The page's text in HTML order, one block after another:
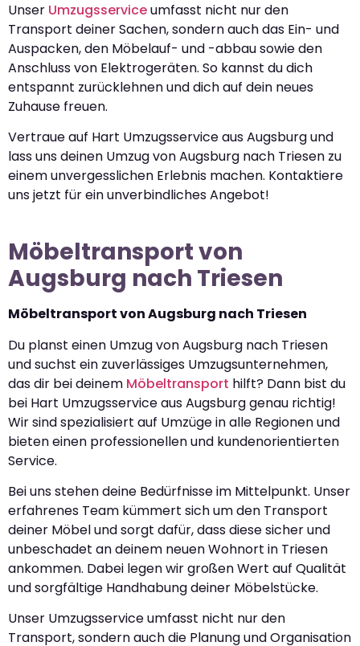
Unser Umzugsserviceumfasst nicht nur den
Transport deiner Sachen, sondern auch das Ein- und
Auspacken, den Möbelauf- und -abbau sowie den
Anschluss von Elektrogeräten. So kannst du dich
entspannt zurücklehnen und dich auf dein neues
Zuhause freuen.
Vertraue auf Hart Umzugsservice aus Augsburg und
lass uns deinen Umzug von Augsburg nach Triesen zu
einem unvergesslichen Erlebnis machen. Kontaktiere
uns jetzt für ein unverbindliches Angebot!
Möbeltransport von
Augsburg nach Triesen
Möbeltransport von Augsburg nach Triesen
Du planst einen Umzug von Augsburg nach Triesen
und suchst ein zuverlässiges Umzugsunternehmen,
das dir bei deinem Möbeltransport hilft? Dann bist du
bei Hart Umzugsservice aus Augsburg genau richtig!
Wir sind spezialisiert auf Umzüge in alle Regionen und
bieten einen professionellen und kundenorientierten
Service.
Bei uns stehen deine Bedürfnisse im Mittelpunkt. Unser
erfahrenes Team kümmert sich um den Transport
deiner Möbel und sorgt dafür, dass diese sicher und
unbeschadet an deinem neuen Wohnort in Triesen
ankommen. Dabei legen wir großen Wert auf Qualität
und sorgfältige Handhabung deiner Möbelstücke.
Unser Umzugsservice umfasst nicht nur den
Transport, sondern auch die Planung und Organisation